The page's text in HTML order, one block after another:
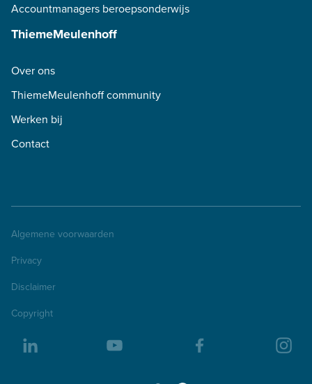
Accountmanagers beroepsonderwijs
ThiemeMeulenhoff
Over ons
ThiemeMeulenhoff community
Werken bij
Contact
Algemene voorwaarden
Privacy
Disclaimer
Copyright